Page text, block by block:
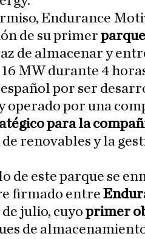
Endurance
de su primer
de almacenar y
MW durante 4
por ser
operado por una
para la
renovables y la
de este parque se
firmado entre
julio, cuyo primer
de